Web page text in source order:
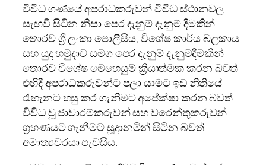
විවිධ ගණයේ අපරාධකරුවන් විවිධ ස්ථානවල
සැඟවී සිටින නිසා පෙර දැනුම් දැනුම් දීමකින්
තොරව ශ්‍රී ලංකා පොලීසිය, විශේෂ කාර්ය බලකාය
සහ යුද හමුදාව සමග පෙර දැනුම් දැනුම්දීමකින්
තොරව විශේෂ මෙහෙයුම් ක්‍රියාත්මක කරන බවත්
එහිදී අපරාධකරුවන්ට පලා යාමට ඉඩ නීතියේ
රැහැනට හසු කර ගැනීමට අපේක්ෂා කරන බවත්
විවිධ වූ ජාවාරම්කරුවන් සහ වරෙන්තුකරුවන්
ග්‍රහණයට ගැනීමට සූදානමින් සිටින බවත්
අමාත්‍යවරයා පැවසීය.